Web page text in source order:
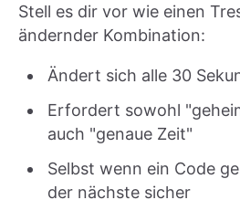
Stell es dir vor wie einen
ändernder Kombination:
Ändert sich alle 30
Erfordert sowohl
auch "genaue Zeit"
Selbst wenn ein Code
der nächste sicher